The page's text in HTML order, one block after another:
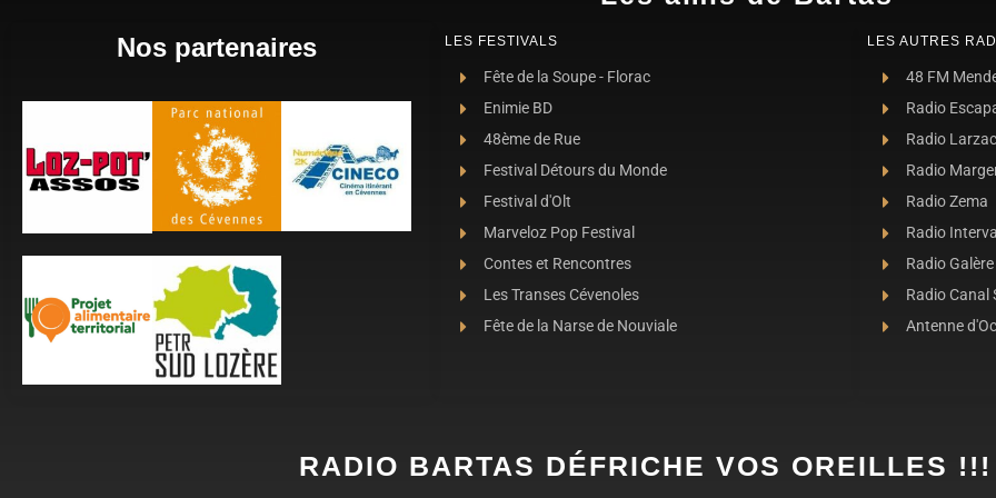
Nos partenaires LES FESTIVALS
Fête de la Soupe - Florac
Enimie BD
48ème de Rue
Festival Détours du Monde
Festival d'Olt
Marveloz Pop Festival
Contes et Rencontres
Les Transes Cévenoles
Fête de la Narse de Nouviale
LES AUTRES
48 FM
Radio
Radio Larzac
Radio
Radio Zema
Radio Interval
Radio Galère
Radio Canal
Antenne d'Oc
RADIO BARTAS DÉFRICHE VOS OREILLES !!!